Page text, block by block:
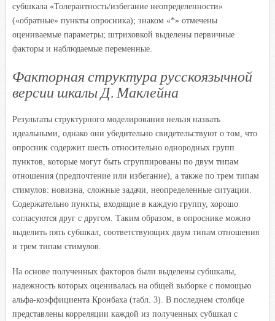
субшкала «Толерантность/избегание неопределенности»
(«обратные» пункты опросника); знаком «*» отмечены
оцениваемые параметры; штриховкой выделены первичные
факторы и наблюдаемые переменные.
Факторная структура русскоязычной
версии шкалы Д. Маклейна
Результаты структурного моделирования нельзя назвать
идеальными, однако они убедительно свидетельствуют о том, что
опросник содержит шесть относительно однородных групп
пунктов, которые могут быть сгруппированы по двум типам
отношения (предпочтение или избегание), а также по трем типам
стимулов: новизна, сложные задачи, неопределенные ситуации.
Содержательно пункты, входящие в каждую группу, хорошо
согласуются друг с другом. Таким образом, в опроснике можно
выделить пять субшкал, соответствующих двум типам отношения
и трем типам стимулов.
На основе полученных факторов были выделены субшкалы,
надежность которых оценивалась на общей выборке с помощью
альфа-коэффициента Кронбаха (табл. 3). В последнем столбце
представлены корреляции каждой из полученных субшкал с